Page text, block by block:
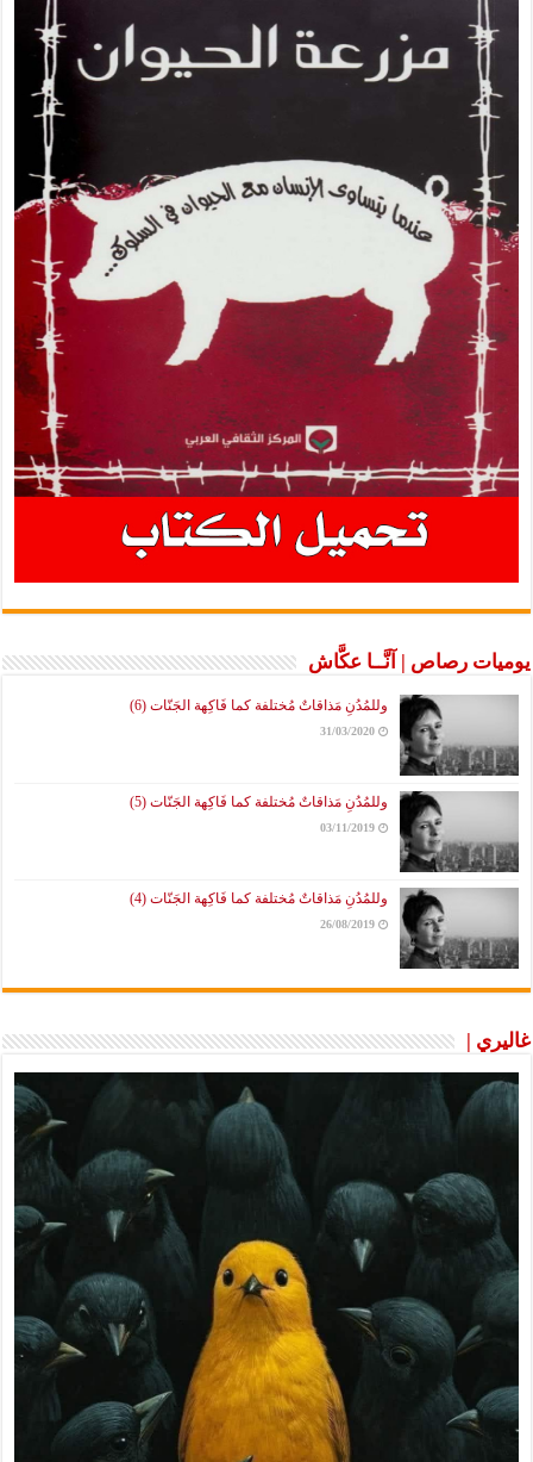
يوميات رصاص | آنَّــا عكَّاش
وللمُدُنِ مَذاقاتٌ مُختلفة كما فَاكِهة الجَنّات (6)
31/03/2020
وللمُدُنِ مَذاقاتٌ مُختلفة كما فَاكِهة الجَنّات (5)
03/11/2019
وللمُدُنِ مَذاقاتٌ مُختلفة كما فَاكِهة الجَنّات (4)
26/08/2019
غاليري |